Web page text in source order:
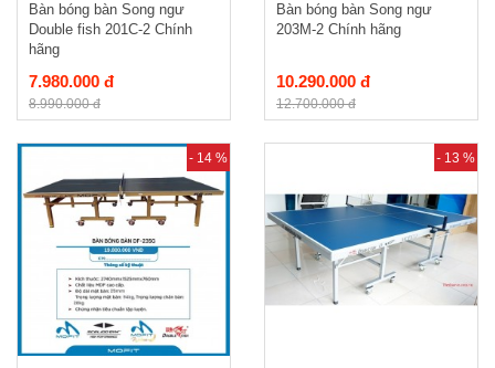
Bàn bóng bàn Song ngư
Double fish 201C-2 Chính
hãng
7.980.000 đ
8.990.000 đ
Bàn bóng bàn Song ngư
203M-2 Chính hãng
10.290.000 đ
12.700.000 đ
- 14 % - 13 %